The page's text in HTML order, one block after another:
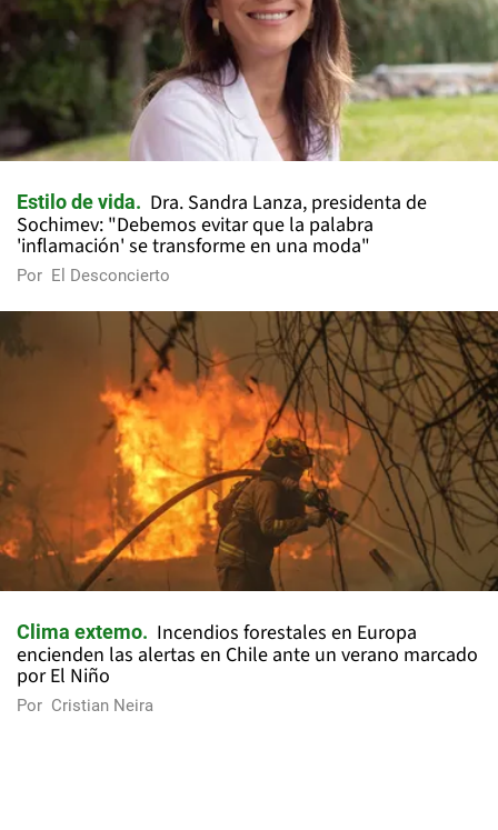
Estilo de vida
Dra. Sandra Lanza, presidenta de
Sochimev: "Debemos evitar que la palabra
'inflamación' se transforme en una moda"
Por El Desconcierto
Clima extemo
Incendios forestales en Europa
encienden las alertas en Chile ante un verano marcado
por El Niño
Por Cristian Neira